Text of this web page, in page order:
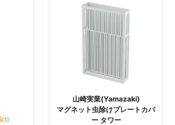
(1)
山崎実業(Yamazaki)
マグネット虫除けプレートカバ
ー タワー